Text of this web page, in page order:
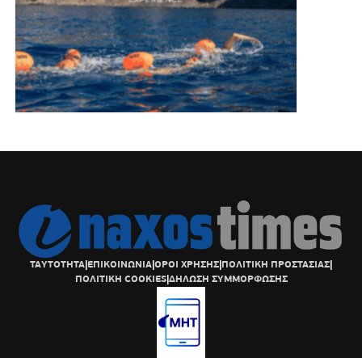
ΤΑΥΤΟΤΗΤΑ|ΕΠΙΚΟΙΝΩΝΙΑ|ΟΡΟΙ ΧΡΗΣΗΣ|ΠΟΛΙΤΙΚΗ ΠΡΟΣΤΑΣΙΑΣ|
ΠΟΛΙΤΙΚΗ COOKIES|ΔΗΛΩΣΗ ΣΥΜΜΟΡΦΩΣΗΣ